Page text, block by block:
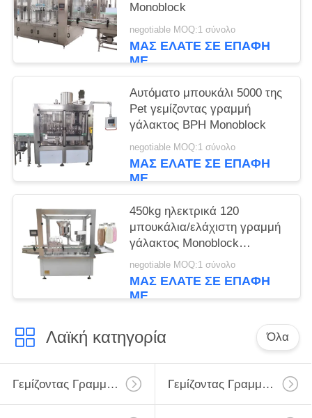
Monoblock
negotiable MOQ:1 σύνολο
ΜΑΣ ΕΛΆΤΕ ΣΕ ΕΠΑΦΉ
ΜΕ
Αυτόματο μπουκάλι 5000 της
Pet γεμίζοντας γραμμή
γάλακτος BPH Monoblock
negotiable MOQ:1 σύνολο
ΜΑΣ ΕΛΆΤΕ ΣΕ ΕΠΑΦΉ
ΜΕ
450kg ηλεκτρικά 120
μπουκάλια/ελάχιστη γραμμή
γάλακτος Monoblock
γεμίζοντας
negotiable MOQ:1 σύνολο
ΜΑΣ ΕΛΆΤΕ ΣΕ ΕΠΑΦΉ
ΜΕ
Λαϊκή κατηγορία Όλα
Γεμίζοντας Γραμμή Γάλακτος Γεμίζοντας Γραμμή Γάλακτος Monoblock